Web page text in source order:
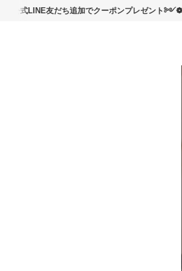
読んで
友だち追加でクーポンプレゼント༻❁